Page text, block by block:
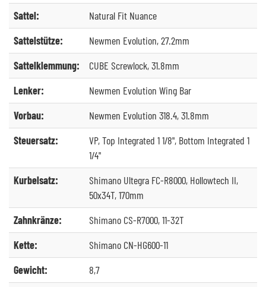
Sattel:
Natural Fit Nuance
Sattelstütze:
Newmen Evolution, 27.2mm
Sattelklemmung:
CUBE Screwlock, 31.8mm
Lenker:
Newmen Evolution Wing Bar
Vorbau:
Newmen Evolution 318.4, 31.8mm
Steuersatz:
VP, Top Integrated 1 1/8", Bottom Integrated 1
1/4"
Kurbelsatz:
Shimano Ultegra FC-R8000, Hollowtech II,
50x34T, 170mm
Zahnkränze:
Shimano CS-R7000, 11-32T
Kette:
Shimano CN-HG600-11
Gewicht:
8,7